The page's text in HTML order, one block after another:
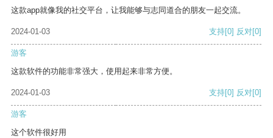
这款app就像我的社交平台，让我能够与志同道合的朋友一起交流。
2024-01-03 支持[0] 反对[0]
游客
这款软件的功能非常强大，使用起来非常方便。
2024-01-03 支持[0] 反对[0]
游客
这个软件很好用